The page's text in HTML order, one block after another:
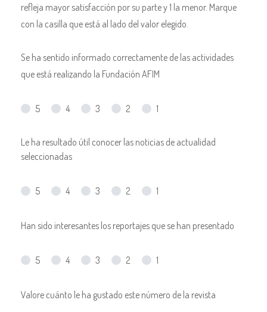
refleja mayor satisfacción por su parte y 1 la menor. Marque
con la casilla que está al lado del valor elegido.
Se ha sentido informado correctamente de las actividades
que está realizando la Fundación AFIM
5 4 3 2 1
Le ha resultado útil conocer las noticias de actualidad
seleccionadas
5 4 3 2 1
Han sido interesantes los reportajes que se han presentado
5 4 3 2 1
Valore cuánto le ha gustado este número de la revista